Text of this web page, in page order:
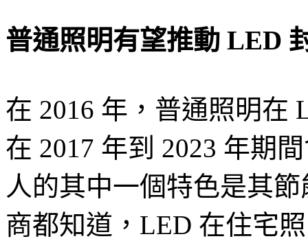
普通照明有望推動 LED
在 2016 年，普通照明在
在 2017 年到 2023 年期
人的其中一個特色是其
商都知道，LED 在住宅